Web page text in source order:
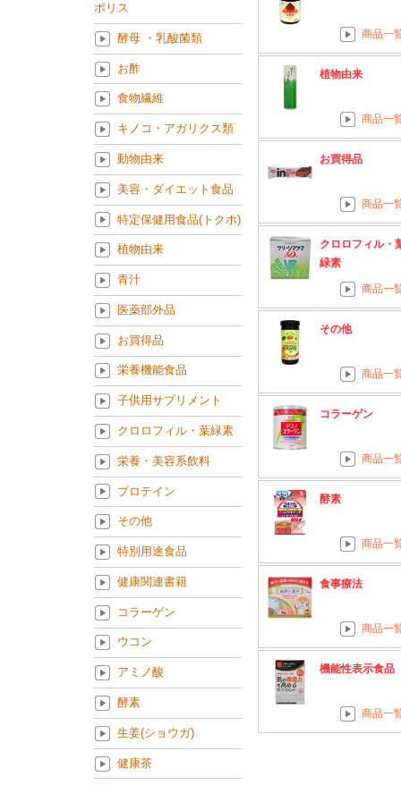
商品一
植物由来
商品一
お買得品
商品一
クロロフィル・
緑素
商品一
その他
商品一
コラーゲン
商品一
酵素
商品一
食事療法
商品一
機能性表示食品
商品一
ポリス
酵母 ・乳酸菌類
お酢
食物繊維
キノコ・アガリクス類
動物由来
美容・ダイエット食品
特定保健用食品(トクホ)
植物由来
青汁
医薬部外品
お買得品
栄養機能食品
子供用サプリメント
クロロフィル・葉緑素
栄養・美容系飲料
プロテイン
その他
特別用途食品
健康関連書籍
コラーゲン
ウコン
アミノ酸
酵素
生姜(ショウガ)
健康茶